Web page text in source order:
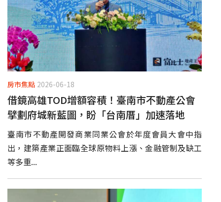
房市焦點 2026-06-18
借鏡高雄TOD增額容積！臺南市不動產公會
擘劃府城新藍圖，盼「台南厝」加速落地
臺南市不動產開發商業同業公會於年度會員大會中指
出，建築產業正面臨全球原物料上漲、金融管制及缺工
等多重...